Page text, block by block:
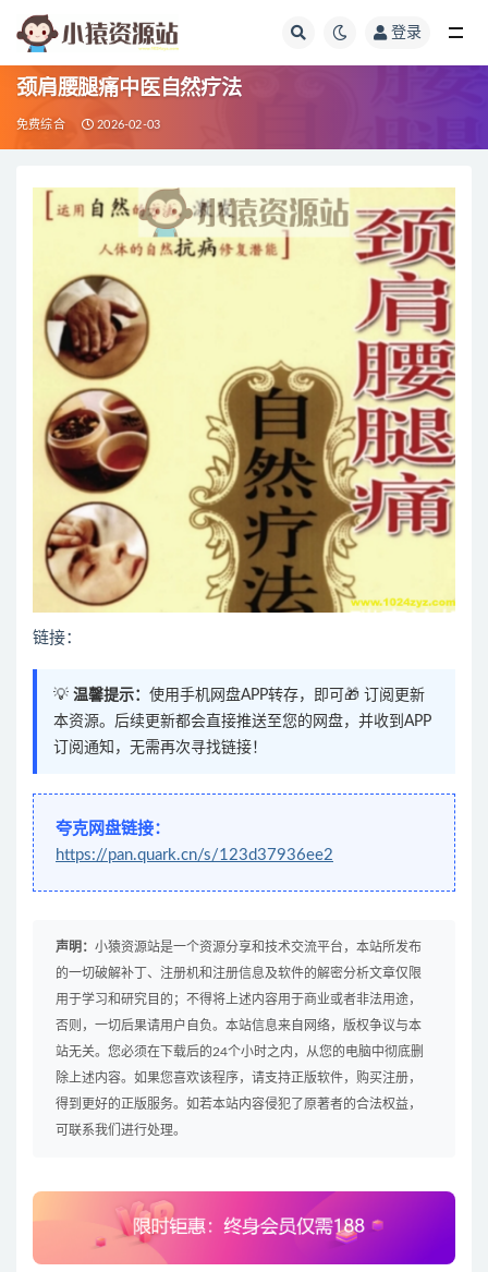
登录
颈肩腰腿痛中医自然疗法
免费综合 2026-02-03
链接：
💡 温馨提示： 使用手机网盘APP转存，即可🎁 订阅更新
本资源。后续更新都会直接推送至您的网盘，并收到APP
订阅通知，无需再次寻找链接！
夸克网盘链接：
https://pan.quark.cn/s/123d37936ee2
声明： 小猿资源站是一个资源分享和技术交流平台，本站所发布
的一切破解补丁、注册机和注册信息及软件的解密分析文章仅限
用于学习和研究目的；不得将上述内容用于商业或者非法用途，
否则，一切后果请用户自负。本站信息来自网络，版权争议与本
站无关。您必须在下载后的24个小时之内，从您的电脑中彻底删
除上述内容。如果您喜欢该程序，请支持正版软件，购买注册，
得到更好的正版服务。如若本站内容侵犯了原著者的合法权益，
可联系我们进行处理。